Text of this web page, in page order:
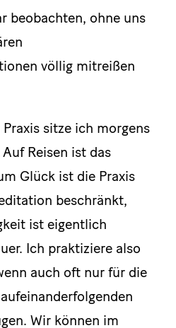
beobachten, ohne uns
völlig mitreißen
sitze ich morgens
Reisen ist das
Glück ist die Praxis
beschränkt,
ist eigentlich
Ich praktiziere also
auch oft nur für die
Wir können im